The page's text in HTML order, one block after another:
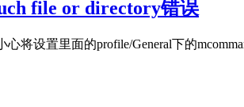
file or directory错误
将设置里面的profile/General下的